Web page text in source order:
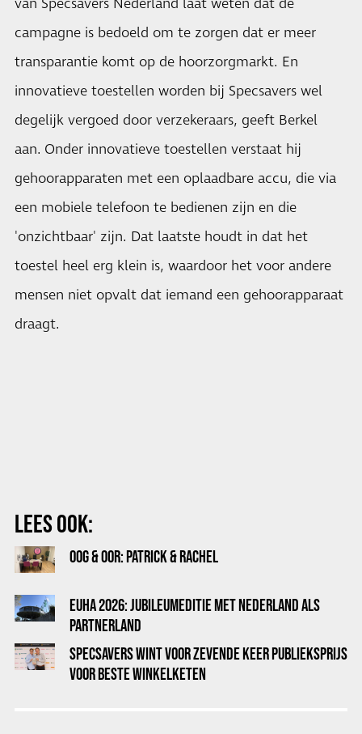
van Specsavers Nederland laat weten dat de
campagne is bedoeld om te zorgen dat er meer
transparantie komt op de hoorzorgmarkt. En
innovatieve toestellen worden bij Specsavers wel
degelijk vergoed door verzekeraars, geeft Berkel
aan. Onder innovatieve toestellen verstaat hij
gehoorapparaten met een oplaadbare accu, die via
een mobiele telefoon te bedienen zijn en die
'onzichtbaar' zijn. Dat laatste houdt in dat het
toestel heel erg klein is, waardoor het voor andere
mensen niet opvalt dat iemand een gehoorapparaat
draagt.
LEES OOK:
OOG & OOR: PATRICK & RACHEL
EUHA 2026: JUBILEUMEDITIE MET NEDERLAND ALS
PARTNERLAND
SPECSAVERS WINT VOOR ZEVENDE KEER PUBLIEKSPRIJS
VOOR BESTE WINKELKETEN